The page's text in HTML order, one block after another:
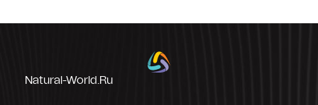
Natural-World.ru